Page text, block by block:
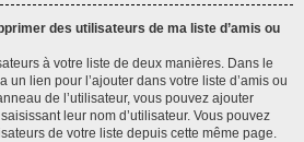
des utilisateurs de ma liste d’amis ou
à votre liste de deux manières. Dans le
un lien pour l’ajouter dans votre liste d’amis ou
de l’utilisateur, vous pouvez ajouter
leur nom d’utilisateur. Vous pouvez
de votre liste depuis cette même page.